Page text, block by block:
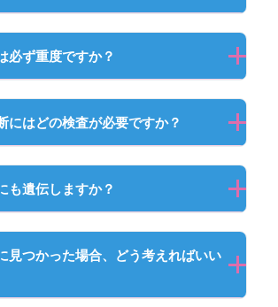
必ず重度ですか？
にはどの検査が必要ですか？
も遺伝しますか？
見つかった場合、どう考えればいい